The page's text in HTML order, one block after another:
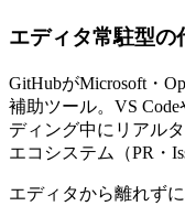
エディタ常駐型
GitHubがMicrosoft・
補助ツール。VS Code
ディング中にリアル
エコシステム（PR・
エディタから離れず